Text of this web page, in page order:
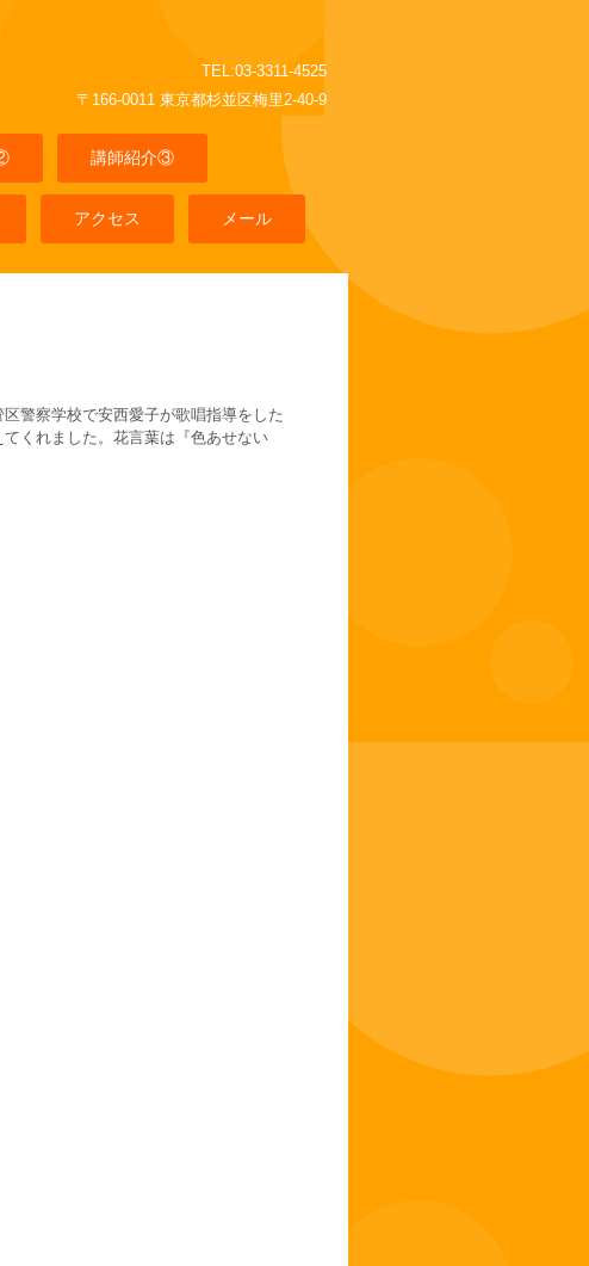
TEL:03-3311-4525
〒166-0011 東京都杉並区梅里2-40-9
講師紹介③
アクセス メール
警察学校で安西愛子が歌唱指導をした
くれました。花言葉は『色あせない